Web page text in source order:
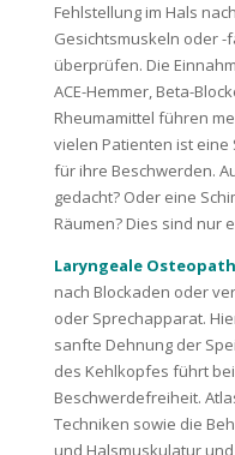
Fehlstellung im Hals
Gesichtsmuskeln oder
überprüfen. Die
ACE-Hemmer, Beta-
Rheumamittel führen
vielen Patienten ist
für ihre Beschwerden.
gedacht? Oder eine
Räumen? Dies sind nur
Laryngeale
nach Blockaden oder
oder Sprechapparat.
sanfte Dehnung der
des Kehlkopfes führt
Beschwerdefreiheit.
Techniken sowie die
und Halsmuskulatur